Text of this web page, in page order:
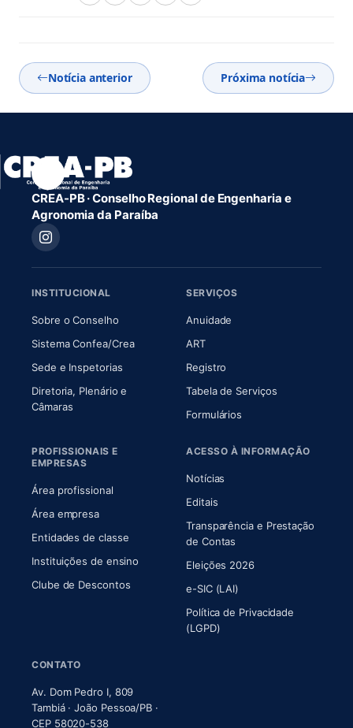
Notícia anterior Próxima notícia
CREA-PB · Conselho Regional de Engenharia e
Agronomia da Paraíba
INSTITUCIONAL
Sobre o Conselho(abre em nova aba)
Sistema Confea/Crea(abre em nova aba)
Sede e Inspetorias
Diretoria, Plenário e
Câmaras(abre em nova aba)
SERVIÇOS
Anuidade
ART(abre em nova aba)
Registro
Tabela de Serviços
Formulários
PROFISSIONAIS E
EMPRESAS
Área profissional
Área empresa
Entidades de classe
Instituições de ensino
Clube de Descontos
ACESSO À INFORMAÇÃO
Notícias
Editais
Transparência e Prestação
de Contas
Eleições 2026
e-SIC (LAI)
Política de Privacidade
(LGPD)
CONTATO
Av. Dom Pedro I, 809
Tambiá · João Pessoa/PB ·
CEP 58020-538